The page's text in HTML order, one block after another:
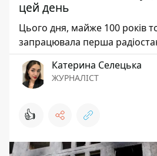
цей день
Цього дня, майже 100 років
запрацювала перша
Катерина Селецька
ЖУРНАЛІСТ
👍